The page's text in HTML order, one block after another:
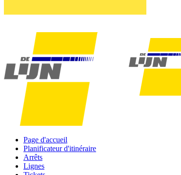
Page d'accueil
Planificateur d'itinéraire
Arrêts
Lignes